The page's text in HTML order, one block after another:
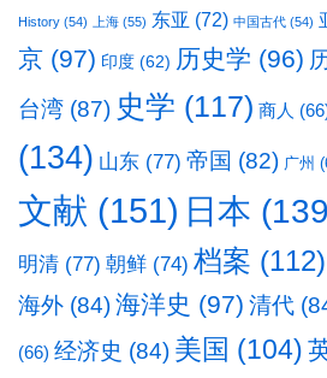
History (54) 上海 (55) 东亚 (72) 中国古代 (54)
京 (97) 印度 (62) 历史学 (96)
台湾 (87) 史学 (117) 商人
(134) 山东 (77) 帝国 (82) 广州
文献 (151) 日本
明清 (77) 朝鲜 (74) 档案 (112)
海外 (84)海洋史 (97) 清代
(66) 经济史 (84) 美国 (104)